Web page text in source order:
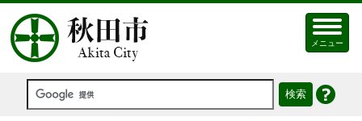
メニュー